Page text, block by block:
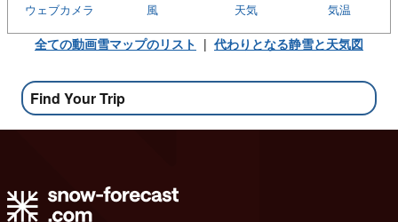
気温
天気
風
ウェブカメラ
全ての動画雪マップのリスト | 代わりとなる静雪と天気図
Find Your Trip